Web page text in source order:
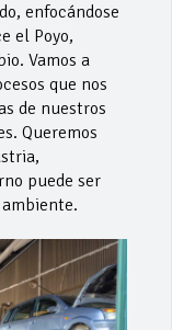
enfocándose
el Poyo,
Vamos a
que nos
de nuestros
Queremos
puede ser